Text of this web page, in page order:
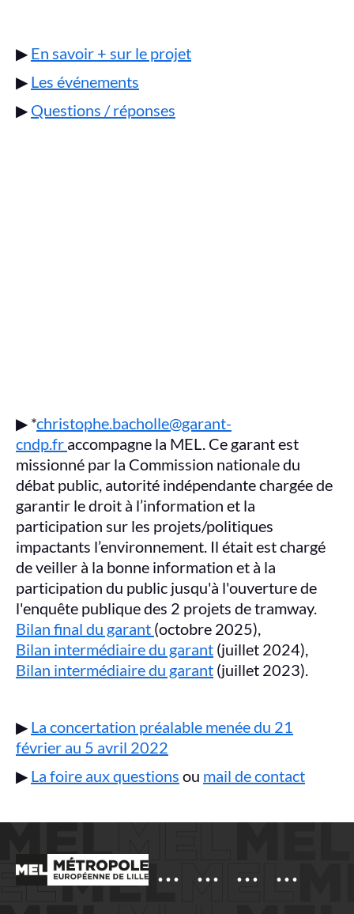
▶ En savoir + sur le projet
▶ Les événements
▶ Questions / réponses
▶ *christophe.bacholle@garant-
cndp.fr accompagne la MEL. Ce garant est
missionné par la Commission nationale du
débat public, autorité indépendante chargée de
garantir le droit à l’information et la
participation sur les projets/politiques
impactants l’environnement. Il était est chargé
de veiller à la bonne information et à la
participation du public jusqu'à l'ouverture de
l'enquête publique des 2 projets de tramway.
Bilan final du garant (octobre 2025),
Bilan intermédiaire du garant (juillet 2024),
Bilan intermédiaire du garant (juillet 2023).
▶ La concertation préalable menée du 21
février au 5 avril 2022
▶ ️ La foire aux questions ou mail de contact